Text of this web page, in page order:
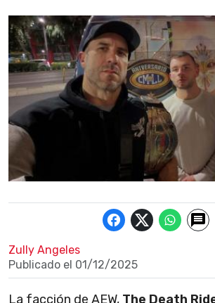
Zully Angeles
Publicado el 01/12/2025
La facción de AEW, The Death